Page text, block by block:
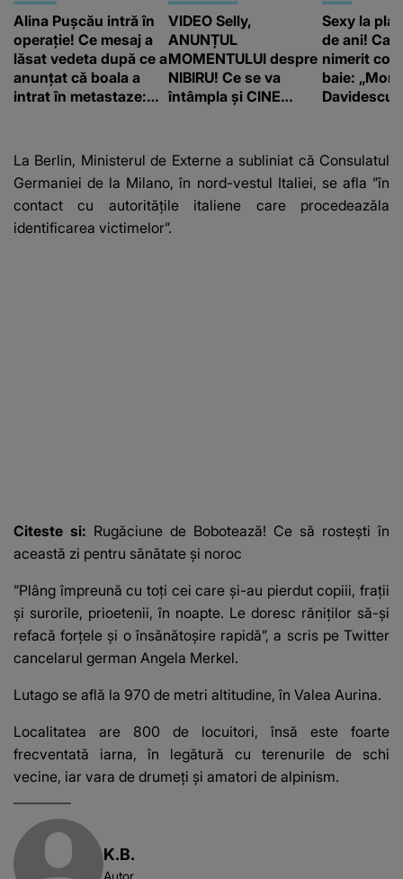
Alina Pușcău intră în
operație! Ce mesaj a
lăsat vedeta după ce a
anunțat că boala a
intrat în metastaze:
VIDEO Selly,
ANUNȚUL
MOMENTULUI despre
NIBIRU! Ce se va
întâmpla și CINE
e ciudă că..."
Sexy la
de ani!
nimerit
baie:
Davidescu
La Berlin, Ministerul de Externe a subliniat că Consulatul
Germaniei de la Milano, în nord-vestul Italiei, se afla ”în
contact cu autorităţile italiene care procedeazăla
identificarea victimelor”.
Citeste si: Rugăciune de Bobotează! Ce să rostești în
această zi pentru sănătate și noroc
”Plâng împreună cu toţi cei care şi-au pierdut copiii, fraţii
şi surorile, prioetenii, în noapte. Le doresc răniţilor să-şi
refacă forţele şi o însănătoşire rapidă”, a scris pe Twitter
cancelarul german Angela Merkel.
Lutago se află la 970 de metri altitudine, în Valea Aurina.
Localitatea are 800 de locuitori, însă este foarte
frecventată iarna, în legătură cu terenurile de schi
vecine, iar vara de drumeţi şi amatori de alpinism.
K.B.
Autor